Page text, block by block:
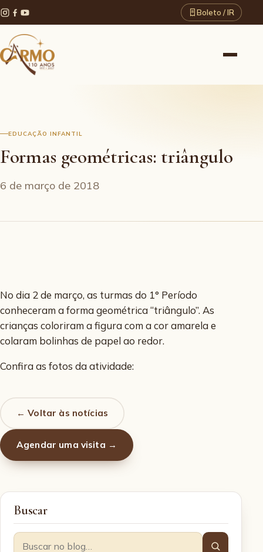
Boleto / IR
EDUCAÇÃO INFANTIL
Formas geométricas: triângulo
6 de março de 2018
No dia 2 de março, as turmas do 1° Período
conheceram a forma geométrica “triângulo”. As
crianças coloriram a figura com a cor amarela e
colaram bolinhas de papel ao redor.
Confira as fotos da atividade:
← Voltar às notícias
Agendar uma visita →
Buscar